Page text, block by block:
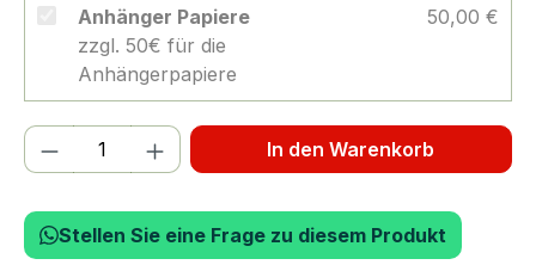
Anhänger Papiere
zzgl. 50€ für die
Anhängerpapiere
50,00 €
Produkt Anzahl: Gib den gewünschten
In den Warenkorb
Stellen Sie eine Frage zu diesem Produkt